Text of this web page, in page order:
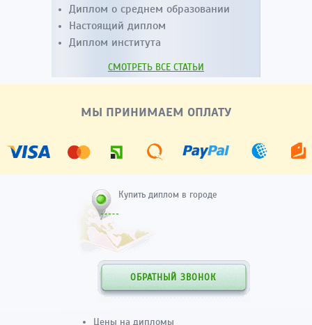
Диплом о среднем образовании
Настоящий диплом
Диплом института
СМОТРЕТЬ ВСЕ СТАТЬИ
МЫ ПРИНИМАЕМ ОПЛАТУ
Купить диплом в городе
ОБРАТНЫЙ ЗВОНОК
Цены на дипломы